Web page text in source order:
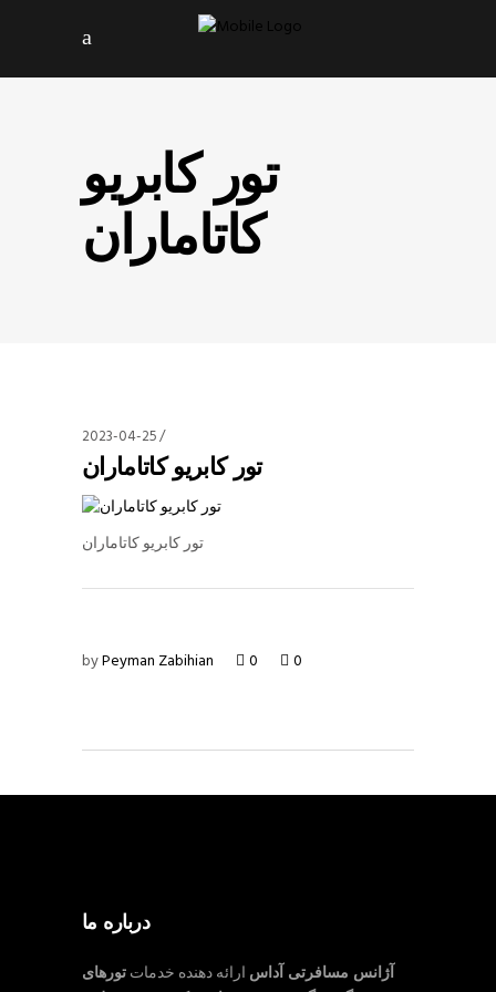
تور کابریو
کاتاماران
2023-04-25
تور کابریو کاتاماران
تور کابریو کاتاماران
byPeyman Zabihian 0 0
درباره ما
آژانس مسافرتی آداس ارائه دهنده خدماتتورهای